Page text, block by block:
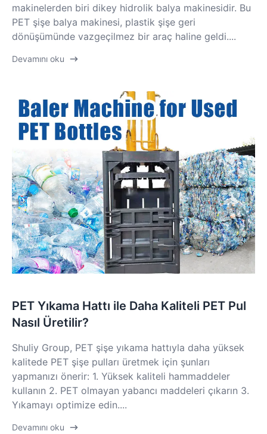
makinelerden biri dikey hidrolik balya makinesidir. Bu
PET şişe balya makinesi, plastik şişe geri
dönüşümünde vazgeçilmez bir araç haline geldi....
Devamını oku
PET Yıkama Hattı ile Daha Kaliteli PET Pul
Nasıl Üretilir?
Shuliy Group, PET şişe yıkama hattıyla daha yüksek
kalitede PET şişe pulları üretmek için şunları
yapmanızı önerir: 1. Yüksek kaliteli hammaddeler
kullanın 2. PET olmayan yabancı maddeleri çıkarın 3.
Yıkamayı optimize edin....
Devamını oku